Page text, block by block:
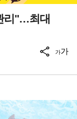
리"…최대
가가